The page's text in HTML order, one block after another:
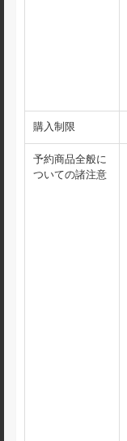
購入制限
予約商品全般に
ついての諸注意